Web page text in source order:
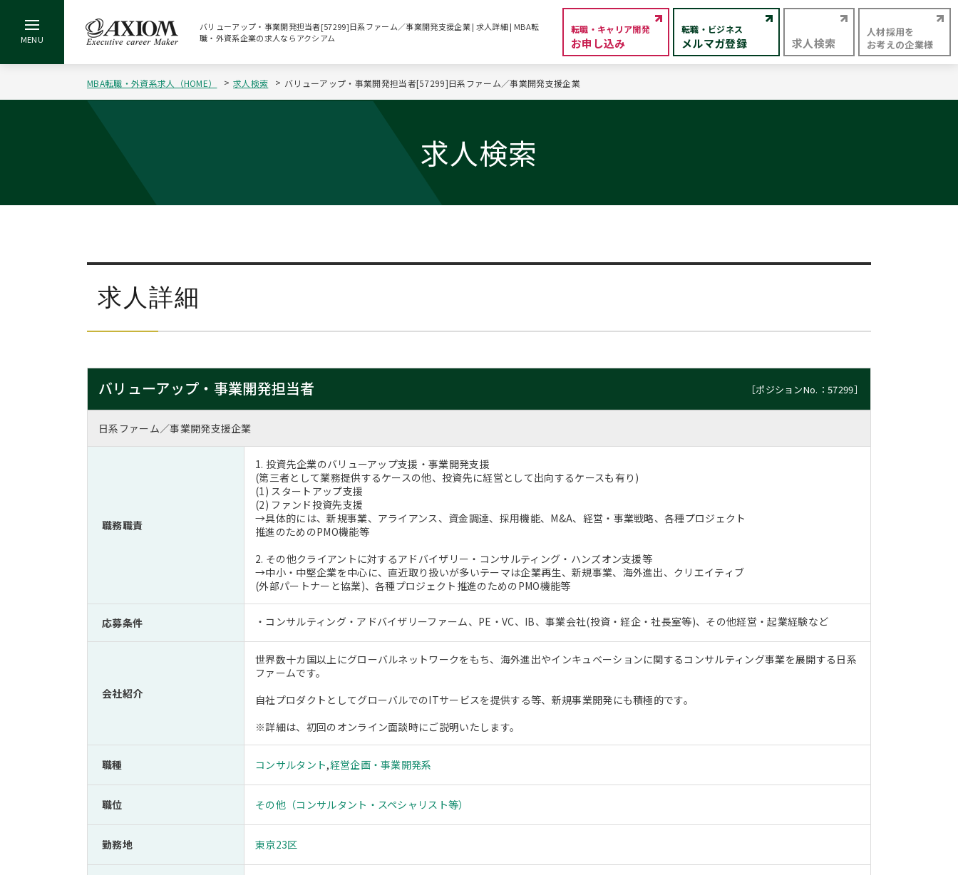
バリューアップ・事業開発担当者[57299]日系ファーム／事業開発支援企業 | 求人詳細 | MBA転
職・外資系企業の求人ならアクシアム
転職・キャリア開発
お申し込み
転職・ビジネス
メルマガ登録 求人検索
人材採用を
お考えの企業様
MBA転職・外資系求人（HOME） 求人検索 バリューアップ・事業開発担当者[57299]日系ファーム／事業開発支援企業
求人検索
求人詳細
バリューアップ・事業開発担当者 ［ポジションNo.：57299］
日系ファーム／事業開発支援企業
職務職責
1. 投資先企業のバリューアップ支援・事業開発支援
(第三者として業務提供するケースの他、投資先に経営として出向するケースも有り)
(1) スタートアップ支援
(2) ファンド投資先支援
→具体的には、新規事業、アライアンス、資金調達、採用機能、M&A、経営・事業戦略、各種プロジェクト
推進のためのPMO機能等
2. その他クライアントに対するアドバイザリー・コンサルティング・ハンズオン支援等
→中小・中堅企業を中心に、直近取り扱いが多いテーマは企業再生、新規事業、海外進出、クリエイティブ
(外部パートナーと協業)、各種プロジェクト推進のためのPMO機能等
応募条件 ・コンサルティング・アドバイザリーファーム、PE・VC、IB、事業会社(投資・経企・社長室等)、その他経営・起業経験など
会社紹介
世界数十カ国以上にグローバルネットワークをもち、海外進出やインキュベーションに関するコンサルティング事業を展開する日系
ファームです。
自社プロダクトとしてグローバルでのITサービスを提供する等、新規事業開発にも積極的です。
※詳細は、初回のオンライン面談時にご説明いたします。
職種 コンサルタント,経営企画・事業開発系
職位 その他（コンサルタント・スペシャリスト等）
勤務地 東京23区